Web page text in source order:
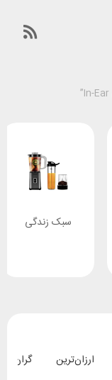
سبک زندگی
ارزان‌ترین